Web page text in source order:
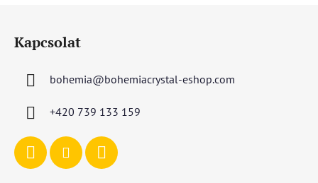
Kapcsolat
bohemia@bohemiacrystal-eshop.com
+420 739 133 159